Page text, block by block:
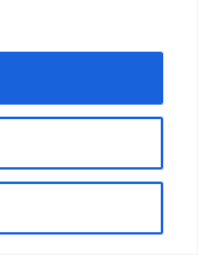
en cuenta
otro
y
y variada.